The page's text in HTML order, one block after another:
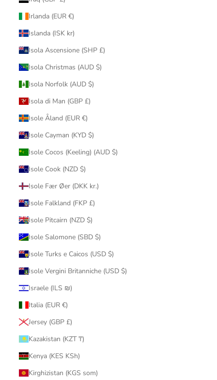
Irlanda (EUR €)
Islanda (ISK kr)
Isola Ascensione (SHP £)
Isola Christmas (AUD $)
Isola Norfolk (AUD $)
Isola di Man (GBP £)
Isole Åland (EUR €)
Isole Cayman (KYD $)
Isole Cocos (Keeling) (AUD $)
Isole Cook (NZD $)
Isole Fær Øer (DKK kr.)
Isole Falkland (FKP £)
Isole Pitcairn (NZD $)
Isole Salomone (SBD $)
Isole Turks e Caicos (USD $)
Isole Vergini Britanniche (USD $)
Israele (ILS ₪)
Italia (EUR €)
Jersey (GBP £)
Kazakistan (KZT ₸)
Kenya (KES KSh)
Kirghizistan (KGS som)